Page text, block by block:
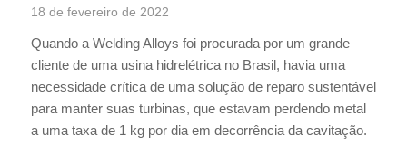
18 de fevereiro de 2022
Quando a Welding Alloys foi procurada por um grande
cliente de uma usina hidrelétrica no Brasil, havia uma
necessidade crítica de uma solução de reparo sustentável
para manter suas turbinas, que estavam perdendo metal
a uma taxa de 1 kg por dia em decorrência da cavitação.